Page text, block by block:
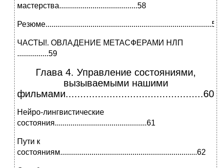
мастерства........................................58
ЧАСТЫ!. ОВЛАДЕНИЕ МЕТАСФЕРАМИ НЛП
................59
Глава 4. Управление состояниями,
вызываемыми нашими
фильмами...............................................60
Нейро-лингвистические
состояния...............................................61
Пути к
состояниям......................................................................62